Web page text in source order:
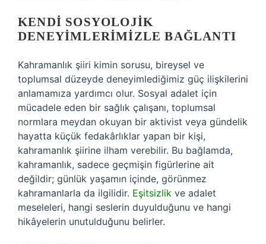
KENDI SOSYOLOJIK
DENEYIMLERIMIZLE BAĞLANTI
Kahramanlık şiiri kimin sorusu, bireysel ve
toplumsal düzeyde deneyimlediğimiz güç ilişkilerini
anlamamıza yardımcı olur. Sosyal adalet için
mücadele eden bir sağlık çalışanı, toplumsal
normlara meydan okuyan bir aktivist veya gündelik
hayatta küçük fedakârlıklar yapan bir kişi,
kahramanlık şiirine ilham verebilir. Bu bağlamda,
kahramanlık, sadece geçmişin figürlerine ait
değildir; günlük yaşamın içinde, görünmez
kahramanlarla da ilgilidir. Eşitsizlik ve adalet
meseleleri, hangi seslerin duyulduğunu ve hangi
hikâyelerin unutulduğunu belirler.